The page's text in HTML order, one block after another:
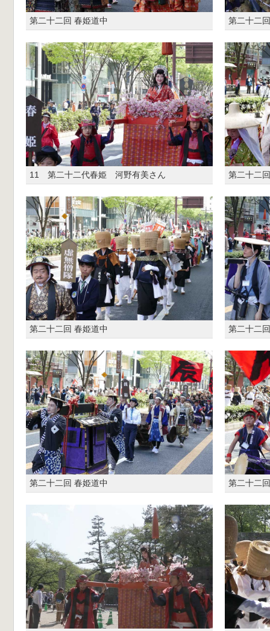
第二十二回 春姫道中 第二十二
11 第二十二代春姫 河野有美さん 第二十二
第二十二回 春姫道中 第二十二
第二十二回 春姫道中 第二十二